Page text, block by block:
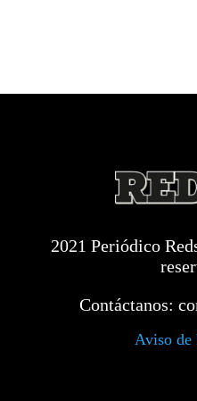
2021 Periódico
Contáctanos:
Aviso de